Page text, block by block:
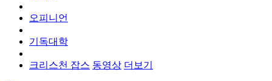
오피니언
기독대학
크리스천 잡스 동영상 더보기